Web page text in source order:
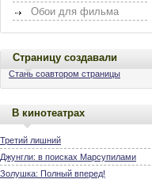
Обои для фильма
Страницу создавали
Стань соавтором страницы
В кинотеатрах
Третий лишний
Джунгли: в поисках Марсупилами
Золушка: Полный вперед!